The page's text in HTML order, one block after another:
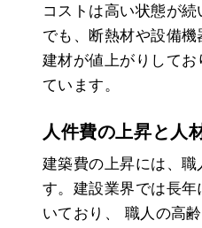
コストは高い状態が
でも、断熱材や設備
建材が値上がりして
ています。
人件費の上昇と人
建築費の上昇には、職
す。建設業界では長
いており、 職人の高